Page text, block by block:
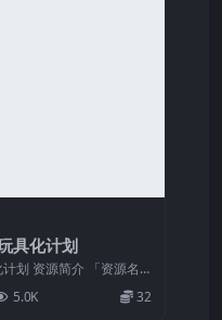
具化计划
划 资源简介 「资源名
5.0K 32